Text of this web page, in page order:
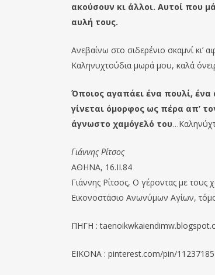
ακούσουν κι άλλοι. Αυτοί που
αυλή τους.
Ανεβαίνω στο σιδερένιο σκαμνί κι’
Καληνυχτούδια μωρά μου, καλά
Όποιος αγαπάει ένα πουλί, ένα
γίνεται όμορφος ως πέρα απ’
άγνωστο χαμόγελό του
Γιάννης Ρίτσος
ΑΘΗΝΑ, 16.ΙΙ.84
Γιάννης Ρίτσος, Ο γέροντας με τους
Εικονοστάσιο Ανωνύμων Αγίων,
ΠΗΓΗ :
ΕΙΚΟΝΑ : pinterest.com/pin/